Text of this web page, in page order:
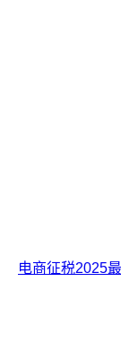
电商征税2025